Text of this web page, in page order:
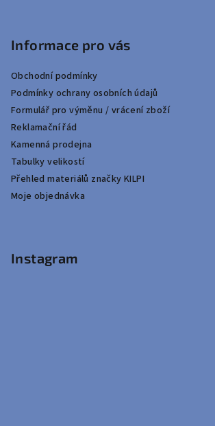
Informace pro vás
Obchodní podmínky
Podmínky ochrany osobních údajů
Formulář pro výměnu / vrácení zboží
Reklamační řád
Kamenná prodejna
Tabulky velikostí
Přehled materiálů značky KILPI
Moje objednávka
Instagram